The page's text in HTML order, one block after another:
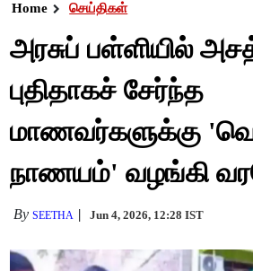
Home செய்திகள்
அரசுப் பள்ளியில்
புதிதாகச் சேர்ந்த
மாணவர்களுக்கு
நாணயம்' வழங்கி
BySEETHA Jun 4, 2026, 12:28 IST